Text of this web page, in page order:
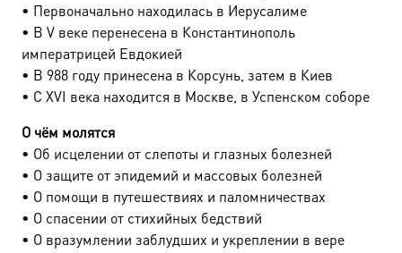
• Первоначально находилась в Иерусалиме
• В V веке перенесена в Константинополь
императрицей Евдокией
• В 988 году принесена в Корсунь, затем в Киев
• С XVI века находится в Москве, в Успенском соборе
О чём молятся
• Об исцелении от слепоты и глазных болезней
• О защите от эпидемий и массовых болезней
• О помощи в путешествиях и паломничествах
• О спасении от стихийных бедствий
• О вразумлении заблудших и укреплении в вере